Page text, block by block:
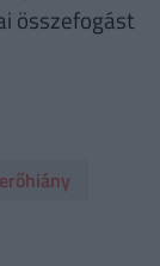
összefogást